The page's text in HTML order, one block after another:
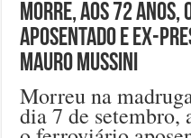
Morre, aos 72
aposentado e ex-
Mauro Mussini
Morreu na
dia 7 de setembro,